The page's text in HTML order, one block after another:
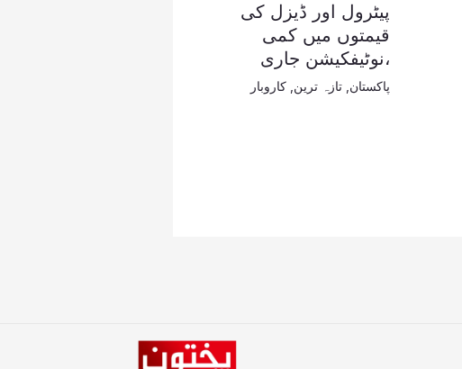
پیٹرول اور ڈیزل کی
قیمتوں میں کمی
،نوٹیفکیشن جاری
پاکستان تازہ ترین کاروبار